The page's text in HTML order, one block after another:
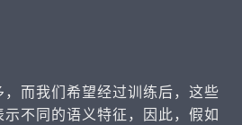
而我们希望经过训练后，这些
不同的语义特征，因此，假如